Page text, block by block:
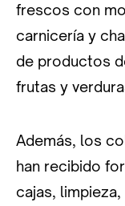
frescos con
carnicería y
de productos
frutas y
Además, los
han recibido
cajas,